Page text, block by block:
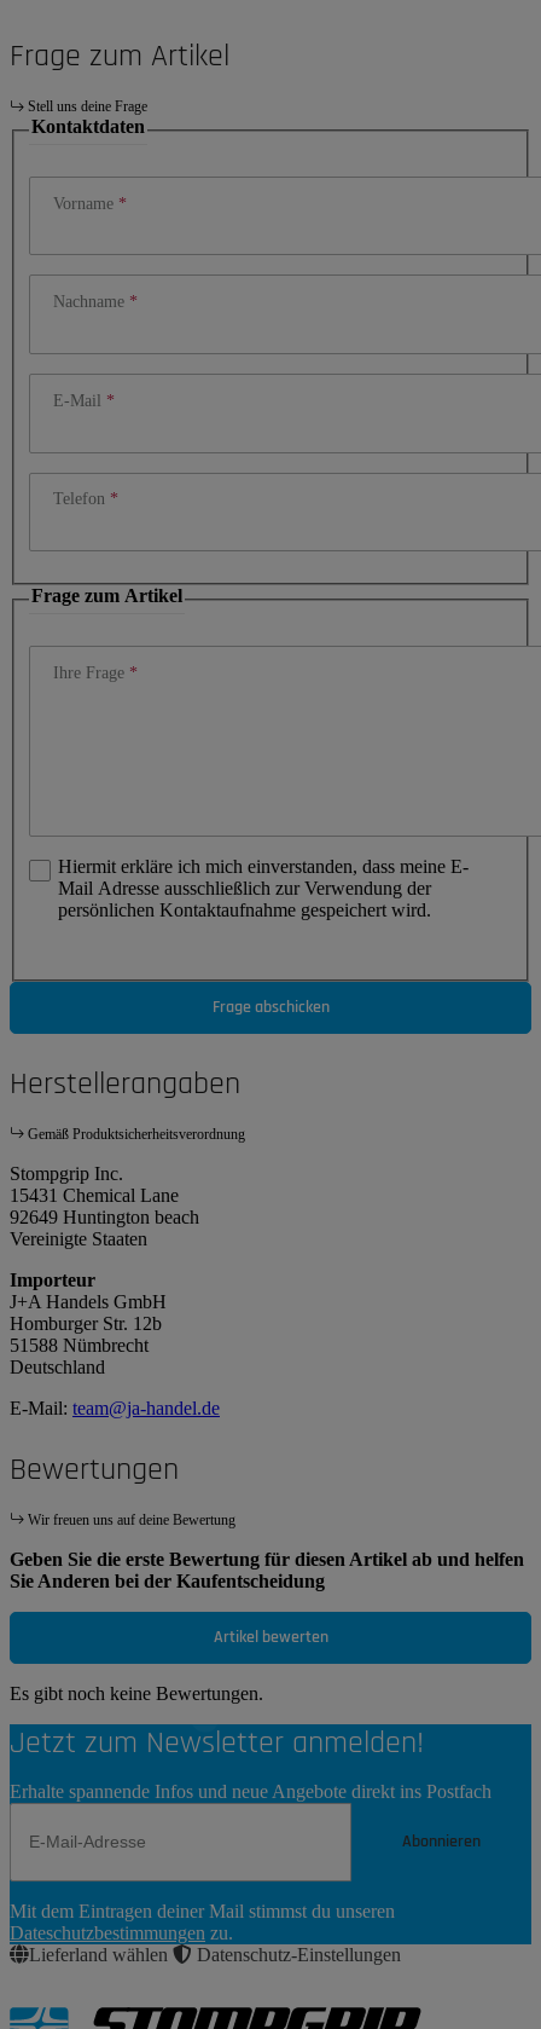
Frage zum Artikel
Stell uns deine Frage
Kontaktdaten
Vorname
Nachname
E-Mail
Telefon
Frage zum Artikel
Ihre Frage
Hiermit erkläre ich mich einverstanden, dass meine E-
Mail Adresse ausschließlich zur Verwendung der
persönlichen Kontaktaufnahme gespeichert wird.
Frage abschicken
Herstellerangaben
Gemäß Produktsicherheitsverordnung
Stompgrip Inc.
15431 Chemical Lane
92649 Huntington beach
Vereinigte Staaten
Importeur
J+A Handels GmbH
Homburger Str. 12b
51588 Nümbrecht
Deutschland
E-Mail: team@ja-handel.de
Bewertungen
Wir freuen uns auf deine Bewertung
Geben Sie die erste Bewertung für diesen Artikel ab und helfen
Sie Anderen bei der Kaufentscheidung
Artikel bewerten
Es gibt noch keine Bewertungen.
Jetzt zum Newsletter anmelden!
Erhalte spannende Infos und neue Angebote direkt ins Postfach
Abonnieren
Abonnieren
Mit dem Eintragen deiner Mail stimmst du unseren
Dateschutzbestimmungen zu.
Lieferland wählen
Datenschutz-Einstellungen